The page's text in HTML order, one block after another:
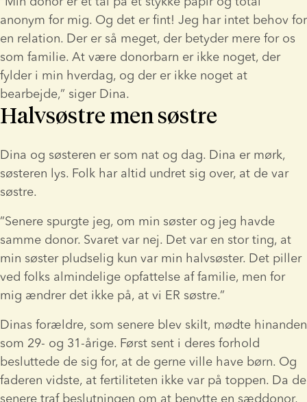
anonym for mig. Og det er fint! Jeg har intet behov for
en relation. Der er så meget, der betyder mere for os
som familie. At være donorbarn er ikke noget, der
fylder i min hverdag, og der er ikke noget at
bearbejde,” siger Dina.
Halvsøstre men søstre
Dina og søsteren er som nat og dag. Dina er mørk,
søsteren lys. Folk har altid undret sig over, at de var
søstre.
”Senere spurgte jeg, om min søster og jeg havde
samme donor. Svaret var nej. Det var en stor ting, at
min søster pludselig kun var min halvsøster. Det piller
ved folks almindelige opfattelse af familie, men for
mig ændrer det ikke på, at vi ER søstre.”
Dinas forældre, som senere blev skilt, mødte hinanden
som 29- og 31-årige. Først sent i deres forhold
besluttede de sig for, at de gerne ville have børn. Og
faderen vidste, at fertiliteten ikke var på toppen. Da de
senere traf beslutningen om at benytte en sæddonor,